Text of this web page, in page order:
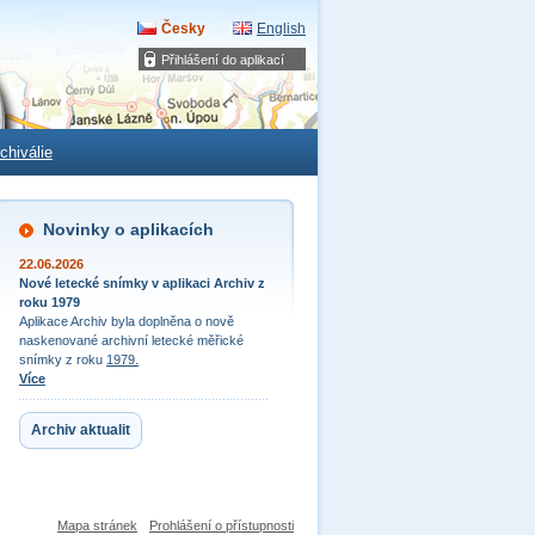
Přihlášení do aplikací
Česky English
Novinky o aplikacích
22.06.2026
Nové letecké snímky v aplikaci Archiv z
roku 1979
Aplikace Archiv byla doplněna o nově
naskenované archivní letecké měřické
snímky z roku 1979.
Více
Archiv aktualit
Mapa stránek Prohlášení o přístupnosti